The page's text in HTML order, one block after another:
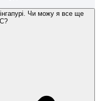
Чи можу я все ще